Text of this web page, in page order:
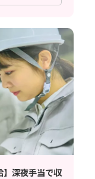
】深夜手当で収